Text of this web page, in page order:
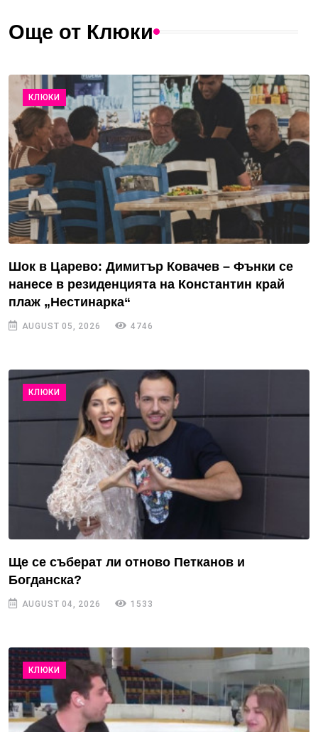
Още от Клюки
КЛЮКИ
Шок в Царево: Димитър Ковачев – Фънки се
нанесе в резиденцията на Константин край
плаж „Нестинарка“
AUGUST 05, 2026 4746
КЛЮКИ
Ще се съберат ли отново Петканов и
Богданска?
AUGUST 04, 2026 1533
КЛЮКИ